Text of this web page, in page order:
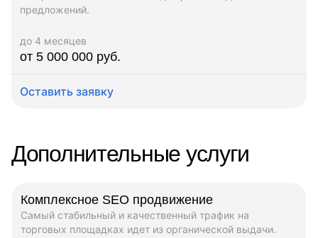
предложений.
до 4 месяцев
от 5 000 000 руб.
Оставить заявку
Дополнительные услуги
Комплексное SEO продвижение
Самый стабильный и качественный трафик на
торговых площадках идет из органической выдачи.